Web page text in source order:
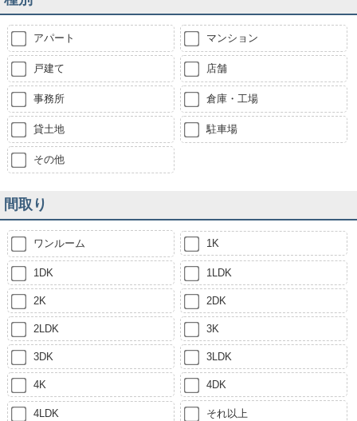
アパート マンション
戸建て 店舗
事務所 倉庫・工場
貸土地 駐車場
その他
間取り
ワンルーム 1K
1DK 1LDK
2K 2DK
2LDK 3K
3DK 3LDK
4K 4DK
4LDK それ以上